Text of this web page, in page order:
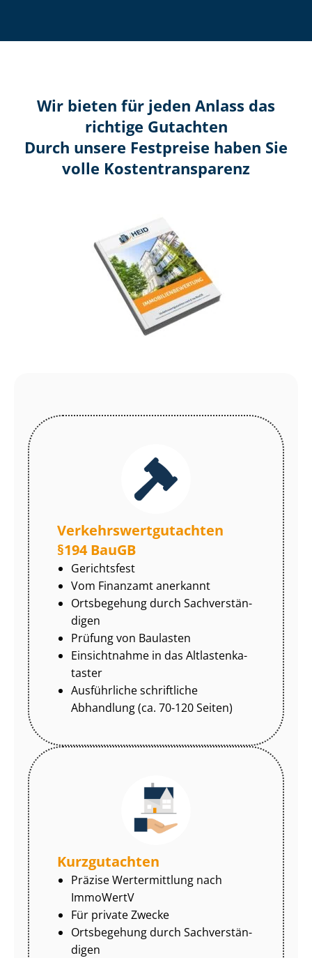
Wir bieten für jeden Anlass das
richtige Gutachten
Durch unsere Festpreise haben Sie
volle Kosten­transparenz
Ver­kehrs­wert­gut­ach­ten
§194 BauGB
Gerichtsfest
Vom Finanzamt anerkannt
Ortsbegehung durch Sach­ver­stän­
di­gen
Prüfung von Baulasten
Einsichtnahme in das Alt­las­ten­ka­
tas­ter
Ausführliche schriftliche
Abhandlung (ca. 70-120 Seiten)
Kurzgutachten
Präzise Wertermittlung nach
ImmoWertV
Für private Zwecke
Ortsbegehung durch Sach­ver­stän­
di­gen